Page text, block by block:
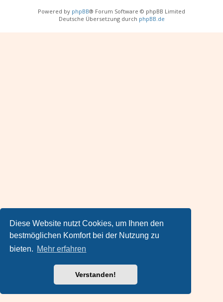
Diese Website nutzt Cookies, um Ihnen den
bestmöglichen Komfort bei der Nutzung zu
bieten. Mehr erfahren
Verstanden!
Powered by phpBB® Forum Software © phpBB Limited
Deutsche Übersetzung durch phpBB.de